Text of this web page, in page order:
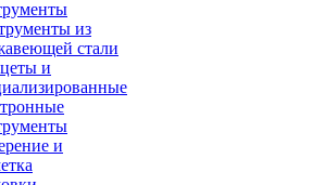
из
стали
и
и